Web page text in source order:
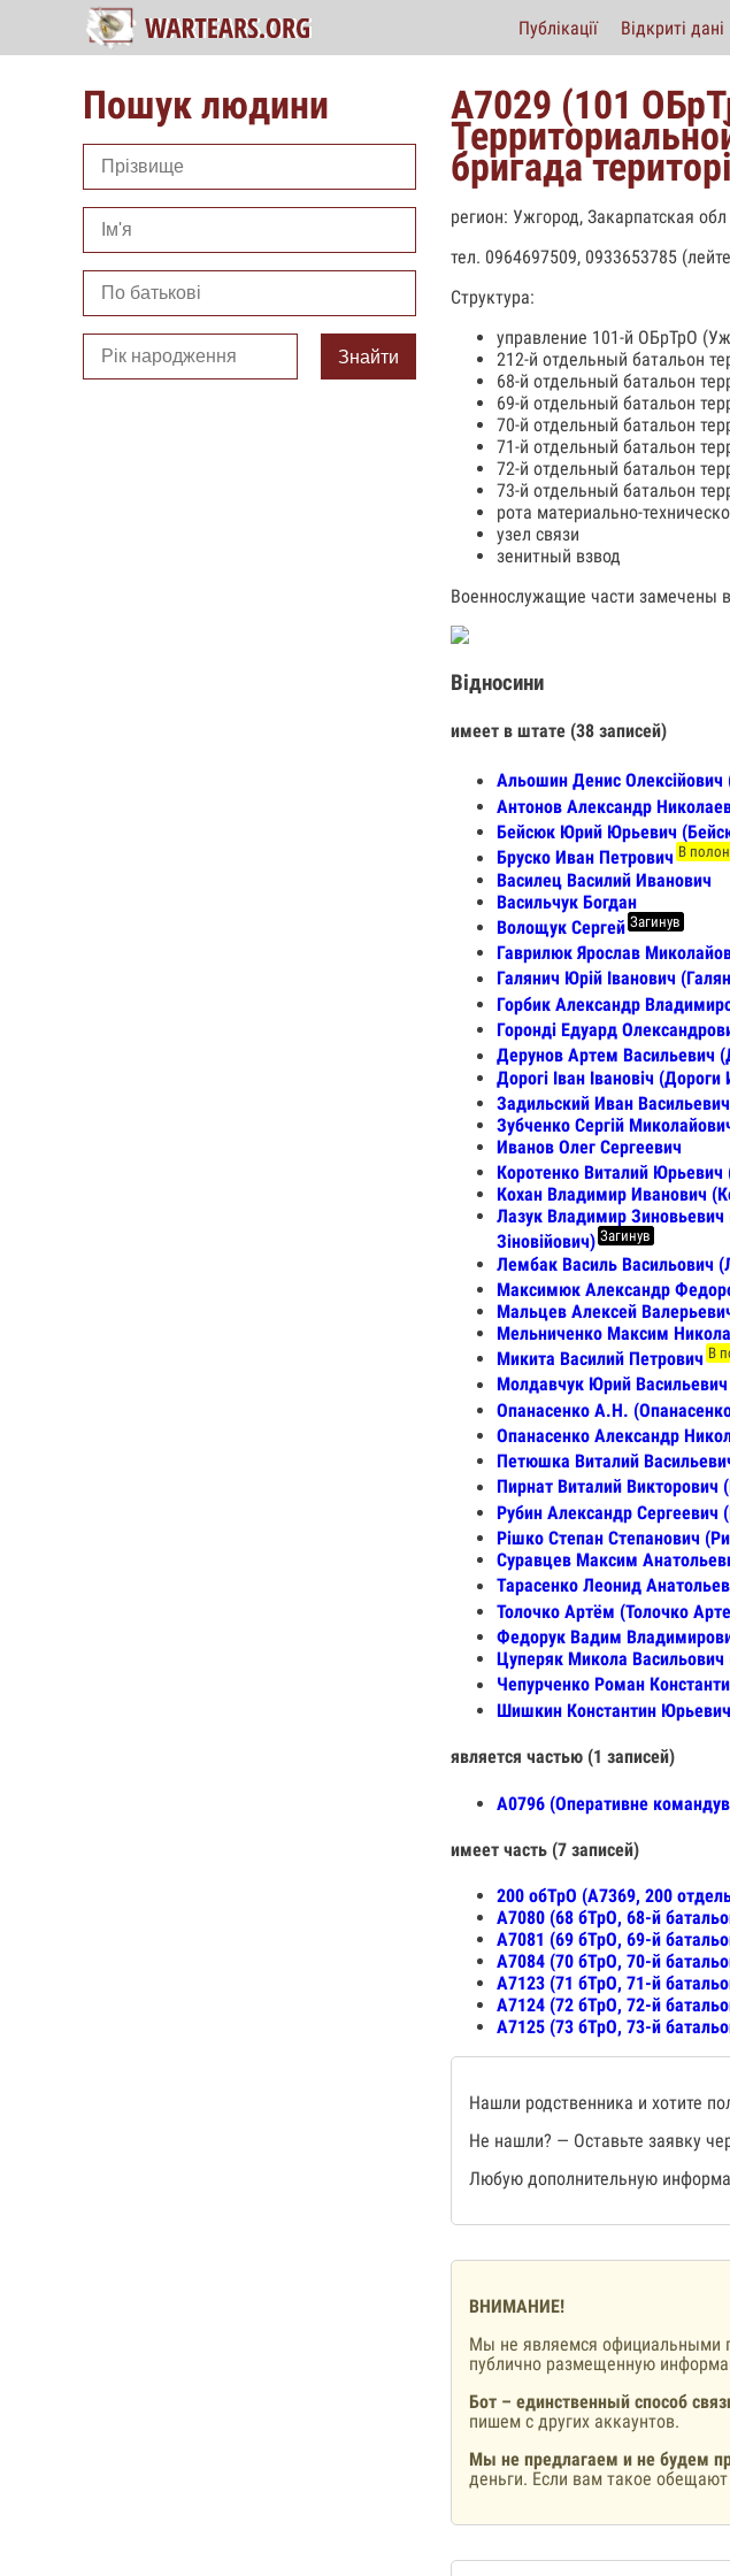
Публікації Відкриті дані
Пошук людини
Знайти
А7029 (101
бригада
регион: Ужгород, Закарпатская обл
тел. 0964697509, 0933653785
Структура:
управление 101-й ОБрТрО
212-й отдельный батальон
68-й отдельный батальон
69-й отдельный батальон
70-й отдельный батальон
71-й отдельный батальон
72-й отдельный батальон
73-й отдельный батальон
рота материально-
узел связи
зенитный взвод
Военнослужащие части замечены
Відносини
имеет в штате (38 записей)
Альошин Денис
Антонов Александр
Бейсюк Юрий Юрьевич
Бруско Иван Петрович В
Василец Василий Иванович
Васильчук Богдан
Волощук Сергей Загинув
Гаврилюк Ярослав
Галянич Юрій Іванович
Горбик Александр
Горонді Едуард
Дерунов Артем Васильевич
Дорогі Іван Івановіч
Задильский Иван
Зубченко Сергій
Иванов Олег Сергеевич
Коротенко Виталий Юрьевич
Кохан Владимир Иванович
Лазук Владимир
Зіновійович) Загинув
Лембак Василь Васильович
Максимюк Александр
Мальцев Алексей
Мельниченко Максим
Микита Василий Петрович В
Молдавчук Юрий
Опанасенко А.Н.
Опанасенко Александр
Петюшка Виталий
Пирнат Виталий Викторович
Рубин Александр Сергеевич
Рішко Степан Степанович
Суравцев Максим
Тарасенко Леонид
Толочко Артём (Толочко
Федорук Вадим
Цуперяк Микола
Чепурченко Роман
Шишкин Константин
является частью (1 записей)
А0796 (Оперативне
имеет часть (7 записей)
200 обТрО (А7369, 200
А7080 (68 бТрО, 68-й
А7081 (69 бТрО, 69-й
А7084 (70 бТрО, 70-й
А7123 (71 бТрО, 71-й
А7124 (72 бТрО, 72-й
А7125 (73 бТрО, 73-й
Нашли родственника и хотите
Не нашли? — Оставьте заявку
Любую дополнительную
ВНИМАНИЕ!
Мы не являемся официальными
публично размещенную
Бот – единственный способ
пишем с других аккаунтов.
Мы не предлагаем и не будем
деньги. Если вам такое